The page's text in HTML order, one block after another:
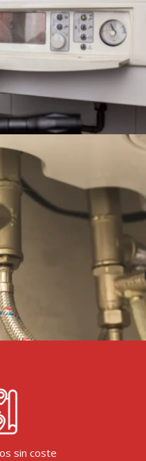
sin coste